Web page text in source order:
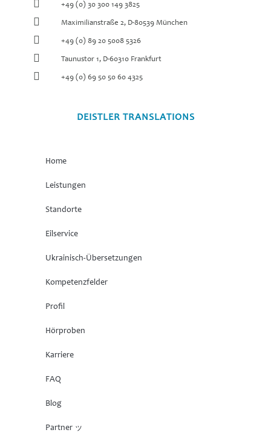
+49 (0) 30 300 149 3825
Maximilianstraße 2, D-80539 München
+49 (0) 89 20 5008 5326
Taunustor 1, D-60310 Frankfurt
+49 (0) 69 50 50 60 4325
DEISTLER TRANSLATIONS
Home
Leistungen
Standorte
Eilservice
Ukrainisch-Übersetzungen
Kompetenzfelder
Profil
Hörproben
Karriere
FAQ
Blog
Partner ッ